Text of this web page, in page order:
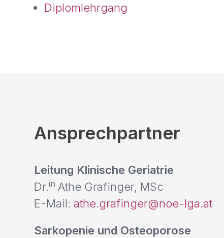
Diplomlehrgang
Ansprechpartner
Leitung Klinische Geriatrie
Dr.in Athe Grafinger, MSc
E-Mail:athe.grafinger@noe-lga.at
Sarkopenie und Osteoporose